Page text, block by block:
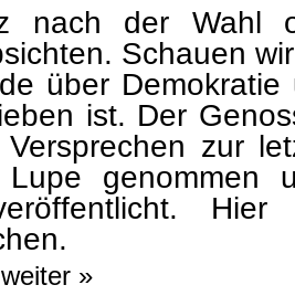
nach der Wahl
Schauen
über
ist. Der
zur
genommen
»